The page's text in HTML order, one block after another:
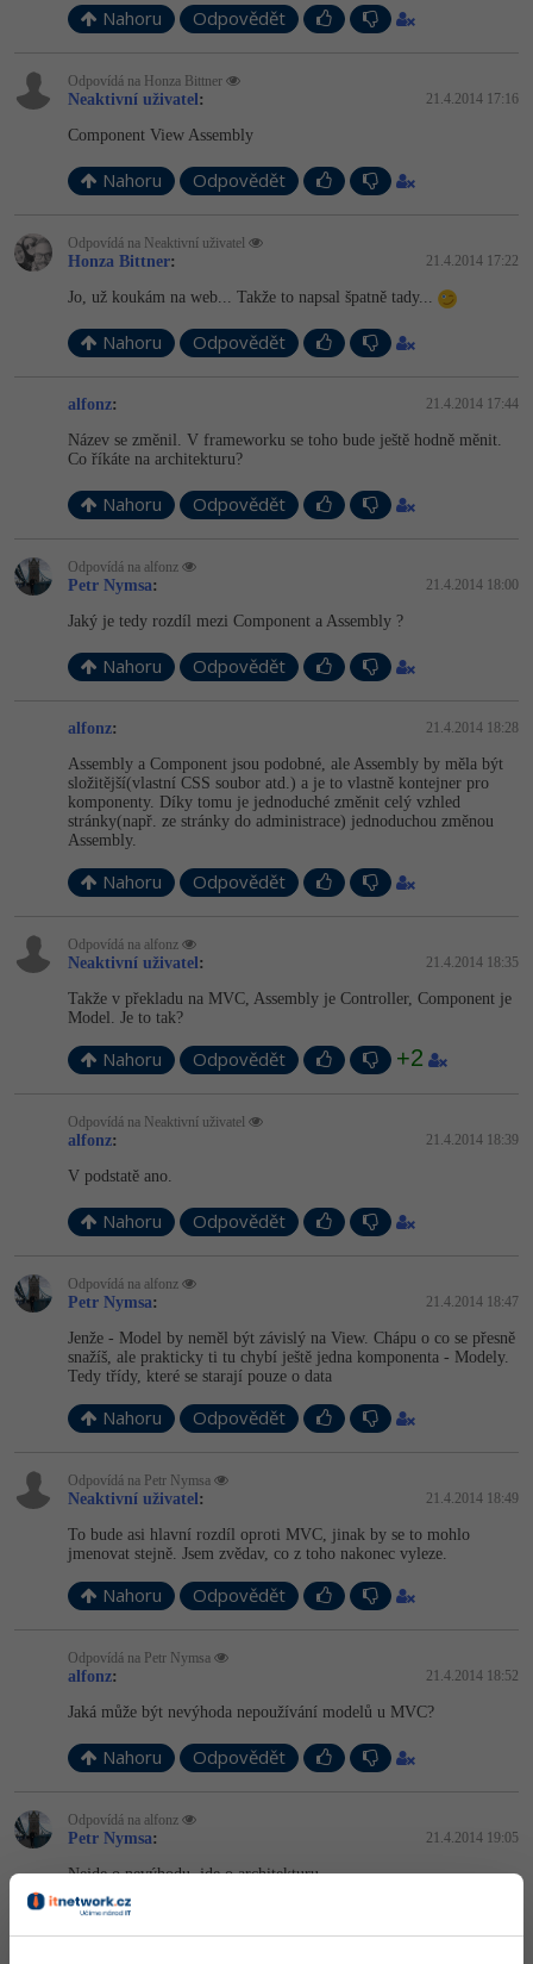
UX
Business
Kryptoměny
Copywriting -30%
MS Office -80%
Google Dokumenty
Time management
Linux
Sítě
Kybernetická bezpečnost
Elektronický podpis
Adobe InDesign -25%
Adobe After Effects
Blender -80%
Inkscape
Fotografování -80%
Video
Ostatní
Nahoru Odpovědět
Odpovídá na Honza Bittner
Neaktivní uživatel : 21.4.2014 17:16
Component View Assembly
Nahoru Odpovědět
Odpovídá na Neaktivní uživatel
Honza Bittner: 21.4.2014 17:22
Jo, už koukám na web... Takže to napsal špatně tady...
Nahoru Odpovědět
alfonz: 21.4.2014 17:44
Název se změnil. V frameworku se toho bude ještě hodně měnit.
Co říkáte na architekturu?
Nahoru Odpovědět
Odpovídá na alfonz
Petr Nymsa: 21.4.2014 18:00
Jaký je tedy rozdíl mezi Component a Assembly ?
Nahoru Odpovědět
alfonz: 21.4.2014 18:28
Assembly a Component jsou podobné, ale Assembly by měla být
složitější(vlastní CSS soubor atd.) a je to vlastně kontejner pro
komponenty. Díky tomu je jednoduché změnit celý vzhled
stránky(např. ze stránky do administrace) jednoduchou změnou
Assembly.
Nahoru Odpovědět
Odpovídá na alfonz
Neaktivní uživatel : 21.4.2014 18:35
Takže v překladu na MVC, Assembly je Controller, Component je
Model. Je to tak?
Nahoru Odpovědět +2
Odpovídá na Neaktivní uživatel
alfonz: 21.4.2014 18:39
V podstatě ano.
Nahoru Odpovědět
Odpovídá na alfonz
Petr Nymsa: 21.4.2014 18:47
Jenže - Model by neměl být závislý na View. Chápu o co se přesně
snažíš, ale prakticky ti tu chybí ještě jedna komponenta - Modely.
Tedy třídy, které se starají pouze o data
Nahoru Odpovědět
Odpovídá na Petr Nymsa
Neaktivní uživatel : 21.4.2014 18:49
To bude asi hlavní rozdíl oproti MVC, jinak by se to mohlo
jmenovat stejně. Jsem zvědav, co z toho nakonec vyleze.
Nahoru Odpovědět
Odpovídá na Petr Nymsa
alfonz: 21.4.2014 18:52
Jaká může být nevýhoda nepoužívání modelů u MVC?
Nahoru Odpovědět
Odpovídá na alfonz
Petr Nymsa: 21.4.2014 19:05
Nejde o nevýhodu, jde o architekturu.
Výklad MVC říká, že Model se stará o data aplikace, je mu jedno